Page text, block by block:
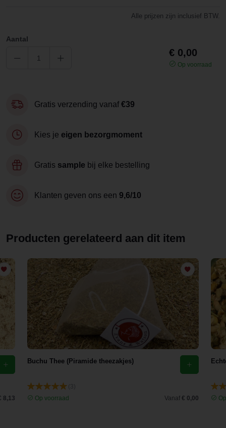
Alle prijzen zijn inclusief BTW.
Aantal
€ 0,00
Op voorraad
Gratis verzending vanaf €39
Kies je eigen bezorgmoment
Gratis sample bij elke bestelling
Klanten geven ons een 9,6/10
Producten gerelateerd aan dit item
8,13
Buchu Thee (Piramide theezakjes)
Op voorraad
Vanaf € 0,00